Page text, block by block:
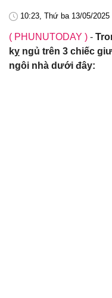
10:23, Thứ ba 13/05/2025
( PHUNUTODAY ) -
kỵ ngủ trên 3 chiếc
ngôi nhà dưới đây: